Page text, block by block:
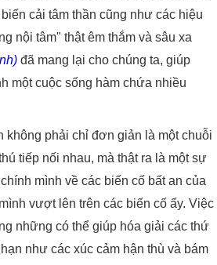
cải tâm thần cũng như các hiệu
nội tâm" thật êm thắm và sâu xa
đã mang lại cho chúng ta, giúp
một cuộc sống hàm chứa nhiều
không phải chỉ đơn giản là một chuỗi
tiếp nối nhau, mà thật ra là một sự
mình về các biến cố bất an của
vượt lên trên các biến cố ấy. Việc
những có thể giúp hóa giải các thứ
như các xúc cảm hận thù và bám